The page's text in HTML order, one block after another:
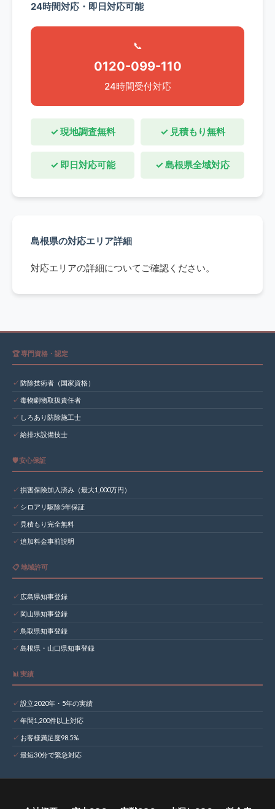
24時間対応・即日対応可能
📞
0120-099-110
24時間受付対応
✓ 現地調査無料 ✓ 見積もり無料
✓ 即日対応可能 ✓ 島根県全域対応
島根県の対応エリア詳細
対応エリアの詳細についてご確認ください。
🏆 専門資格・認定
防除技術者（国家資格）
毒物劇物取扱責任者
しろあり防除施工士
給排水設備技士
🛡️ 安心保証
損害保険加入済み（最大1,000万円）
シロアリ駆除5年保証
見積もり完全無料
追加料金事前説明
📋 地域許可
広島県知事登録
岡山県知事登録
鳥取県知事登録
島根県・山口県知事登録
📊 実績
設立2020年・5年の実績
年間1,200件以上対応
お客様満足度98.5%
最短30分で緊急対応